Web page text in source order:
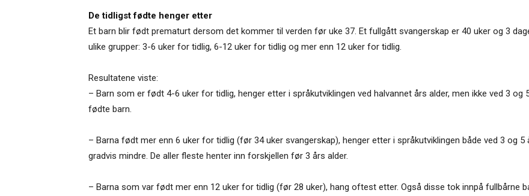
De tidligst fødte henger etter
Et barn blir født prematurt dersom det kommer til verden før uke 37. Et fullgått svangerskap er 40 uker og 3
ulike grupper: 3-6 uker for tidlig, 6-12 uker for tidlig og mer enn 12 uker for tidlig.
Resultatene viste:
– Barn som er født 4-6 uker for tidlig, henger etter i språkutviklingen ved halvannet års alder, men ikke ved 3
fødte barn.
– Barna født mer enn 6 uker for tidlig (før 34 uker svangerskap), henger etter i språkutviklingen både ved 3 og
gradvis mindre. De aller fleste henter inn forskjellen før 3 års alder.
– Barna som var født mer enn 12 uker for tidlig (før 28 uker), hang oftest etter. Også disse tok innpå fullbårne